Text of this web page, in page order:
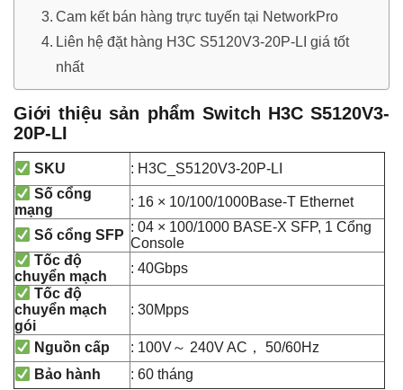
Cam kết bán hàng trực tuyến tại NetworkPro
Liên hệ đặt hàng H3C S5120V3-20P-LI giá tốt
nhất
Giới thiệu sản phẩm Switch H3C S5120V3-
20P-LI
SKU
: H3C_S5120V3-20P-LI
Số cổng
mạng
: 16 × 10/100/1000Base-T Ethernet
Số cổng SFP
: 04 × 100/1000 BASE-X SFP, 1 Cổng
Console
Tốc độ
chuyển mạch
: 40Gbps
Tốc độ
chuyển mạch
gói
: 30Mpps
Nguồn cấp
: 100V～ 240V AC， 50/60Hz
Bảo hành
: 60 tháng